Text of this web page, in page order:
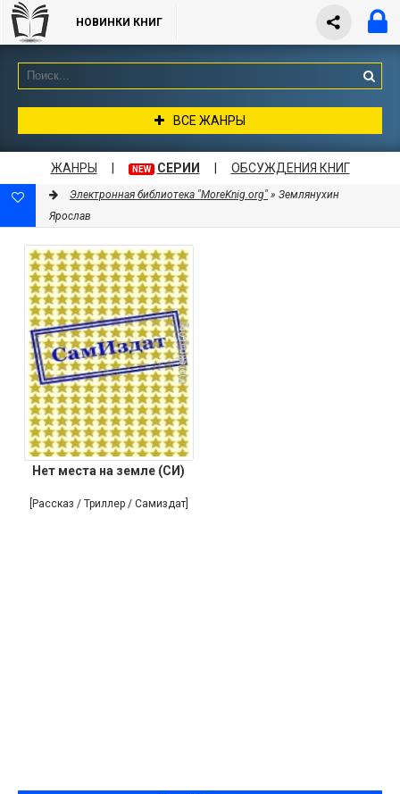
НОВИНКИ КНИГ
ВСЕ ЖАНРЫ
ЖАНРЫ NEW СЕРИИ ОБСУЖДЕНИЯ КНИГ
Электронная библиотека "MoreKnig.org" » Землянухин
Ярослав
Нет места на земле (СИ)
[Рассказ / Триллер / Самиздат]